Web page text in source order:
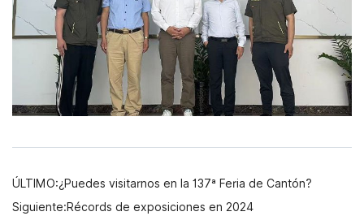
ÚLTIMO:¿Puedes visitarnos en la 137ª Feria de Cantón?
Siguiente:Récords de exposiciones en 2024